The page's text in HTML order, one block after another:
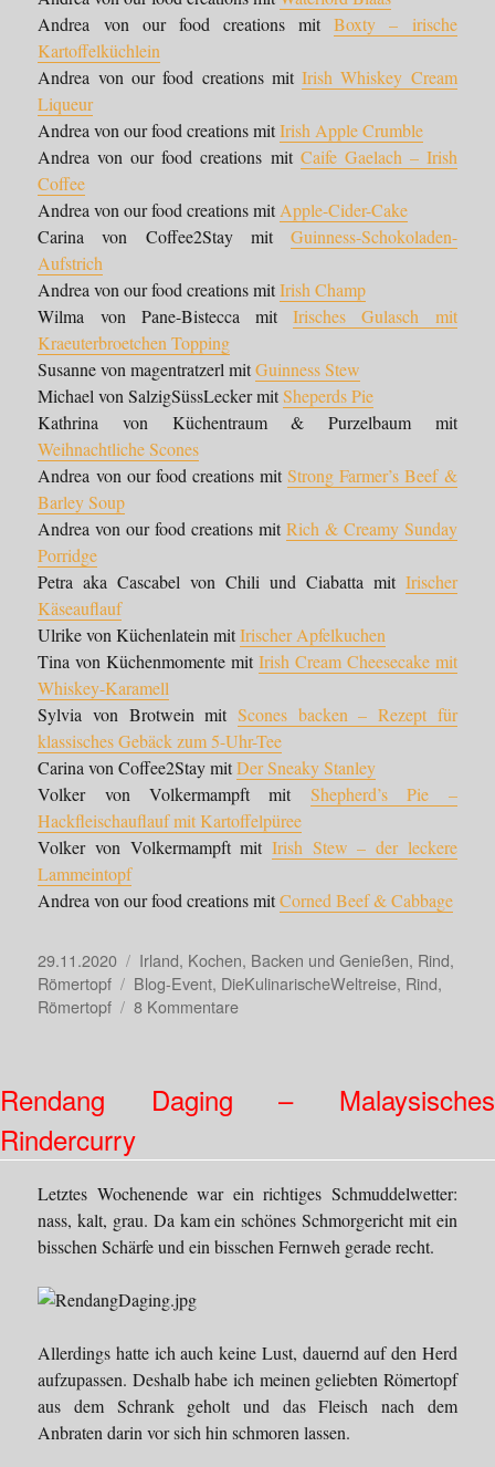
Andrea von our food creations mitBoxty – irische
Kartoffelküchlein
Andrea von our food creations mitIrish Whiskey Cream
Liqueur
Andrea von our food creations mitIrish Apple Crumble
Andrea von our food creations mit Caife Gaelach – Irish
Coffee
Andrea von our food creations mit Apple-Cider-Cake
Carina von Coffee2Stay mit Guinness-Schokoladen-
Aufstrich
Andrea von our food creations mitIrish Champ
Wilma von Pane-Bistecca mitIrisches Gulasch mit
Kraeuterbroetchen Topping
Susanne von magentratzerl mitGuinness Stew
Michael von SalzigSüssLecker mitSheperds Pie
Kathrina von Küchentraum & Purzelbaum mit
Weihnachtliche Scones
Andrea von our food creations mitStrong Farmer’s Beef &
Barley Soup
Andrea von our food creations mit Rich & Creamy Sunday
Porridge
Petra aka Cascabel von Chili und Ciabatta mit Irischer
Käseauflauf
Ulrike von Küchenlatein mitIrischer Apfelkuchen
Tina von Küchenmomente mit Irish Cream Cheesecake mit
Whiskey-Karamell
Sylvia von Brotwein mit Scones backen – Rezept für
klassisches Gebäck zum 5-Uhr-Tee
Carina von Coffee2Stay mitDer Sneaky Stanley
Volker von Volkermampft mit Shepherd’s Pie –
Hackfleischauflauf mit Kartoffelpüree
Volker von Volkermampft mit Irish Stew – der leckere
Lammeintopf
Andrea von our food creations mitCorned Beef & Cabbage
Veröffentlicht
am
29.11.2020 Kategorien
Irland, Kochen, Backen und Genießen, Rind,
Römertopf
Schlagwörter
Blog-Event, DieKulinarischeWeltreise, Rind,
Römertopf
8 Kommentarezu
Whiskey-
dem
Römertopf
Rendang Daging – Malaysisches
Rindercurry
Letztes Wochenende war ein richtiges Schmuddelwetter:
nass, kalt, grau. Da kam ein schönes Schmorgericht mit ein
bisschen Schärfe und ein bisschen Fernweh gerade recht.
Allerdings hatte ich auch keine Lust, dauernd auf den Herd
aufzupassen. Deshalb habe ich meinen geliebten Römertopf
aus dem Schrank geholt und das Fleisch nach dem
Anbraten darin vor sich hin schmoren lassen.